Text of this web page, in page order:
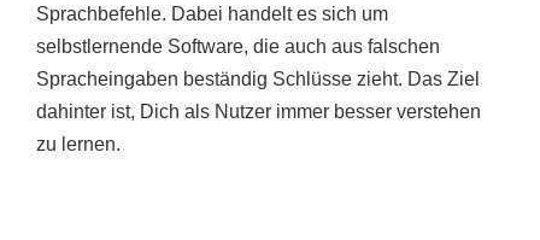
Sprachbefehle. Dabei handelt es sich um
selbstlernende Software, die auch aus falschen
Spracheingaben beständig Schlüsse zieht. Das Ziel
dahinter ist, Dich als Nutzer immer besser verstehen
zu lernen.